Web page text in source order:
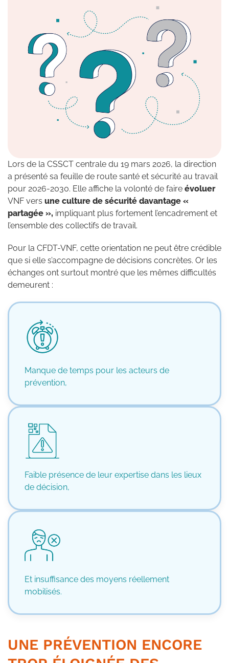
Lors de la CSSCT centrale du 19 mars 2026, la direction
a présenté sa feuille de route santé et sécurité au travail
pour 2026-2030. Elle affiche la volonté de faire évoluer
VNF vers une culture de sécurité davantage «
partagée », impliquant plus fortement l’encadrement et
l’ensemble des collectifs de travail.
Pour la CFDT-VNF, cette orientation ne peut être crédible
que si elle s’accompagne de décisions concrètes. Or les
échanges ont surtout montré que les mêmes difficultés
demeurent :
Manque de temps pour les acteurs de
prévention,
Faible présence de leur expertise dans les lieux
de décision,
Et insuffisance des moyens réellement
mobilisés.
UNE PRÉVENTION ENCORE